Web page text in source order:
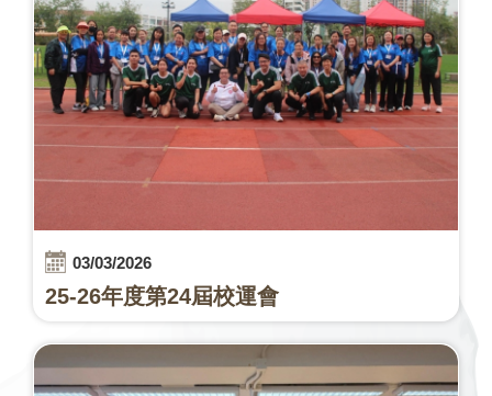
03/03/2026
25-26年度第24屆校運會